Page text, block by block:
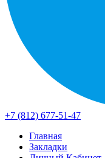
+7 (812) 677-51-47
Главная
Закладки